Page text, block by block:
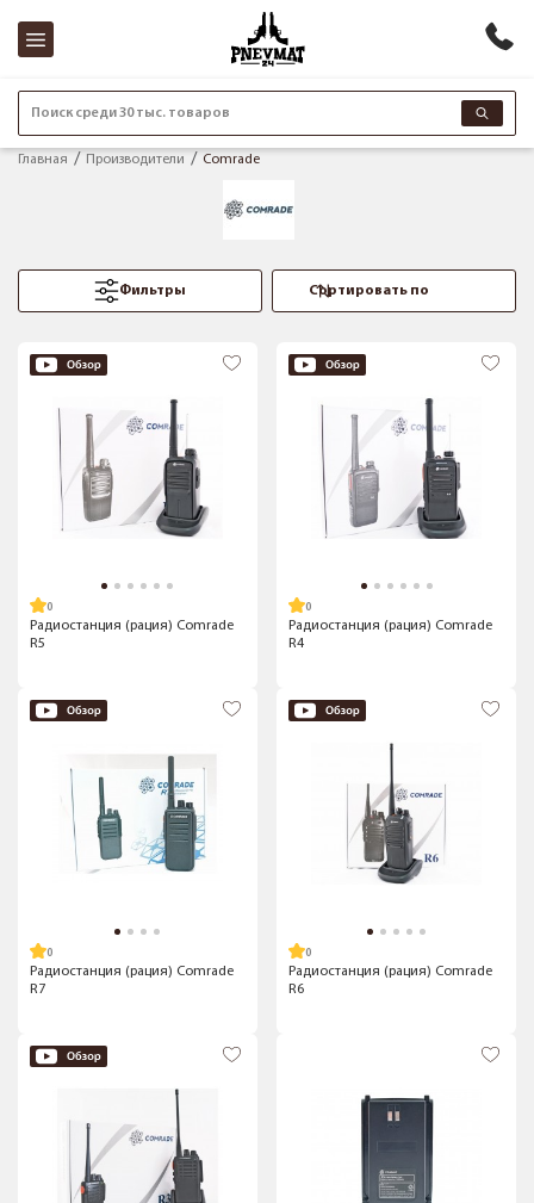
Поиск среди 30 тыс. товаров
Главная Производители Comrade
Фильтры
Радиостанция (рация) Comrade
R5
Радиостанция (рация) Comrade
R4
Радиостанция (рация) Comrade
R7
Радиостанция (рация) Comrade
R6